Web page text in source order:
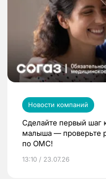
Новости компаний
Сделайте первый шаг
малыша — проверьте
по ОМС!
13:10 / 23.07.26